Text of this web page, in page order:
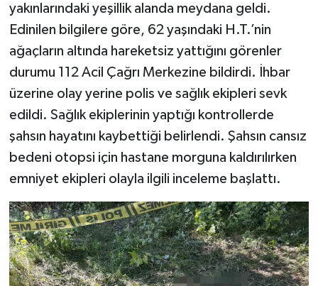
yakınlarındaki yeşillik alanda meydana geldi.
Edinilen bilgilere göre, 62 yaşındaki H.T.’nin
ağaçların altında hareketsiz yattığını görenler
durumu 112 Acil Çağrı Merkezine bildirdi. İhbar
üzerine olay yerine polis ve sağlık ekipleri sevk
edildi. Sağlık ekiplerinin yaptığı kontrollerde
şahsın hayatını kaybettiği belirlendi. Şahsın cansız
bedeni otopsi için hastane morguna kaldırılırken
emniyet ekipleri olayla ilgili inceleme başlattı.